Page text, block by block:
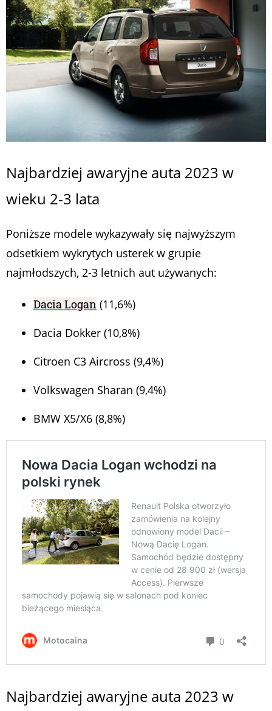
Najbardziej awaryjne auta 2023 w
wieku 2-3 lata
Poniższe modele wykazywały się najwyższym
odsetkiem wykrytych usterek w grupie
najmłodszych, 2-3 letnich aut używanych:
Dacia Logan (11,6%)
Dacia Dokker (10,8%)
Citroen C3 Aircross (9,4%)
Volkswagen Sharan (9,4%)
BMW X5/X6 (8,8%)
Najbardziej awaryjne auta 2023 w